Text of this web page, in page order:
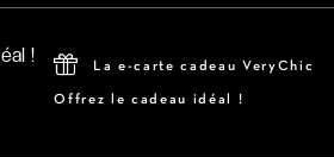
La e-carte cadeau VeryChic
Offrez le cadeau idéal !